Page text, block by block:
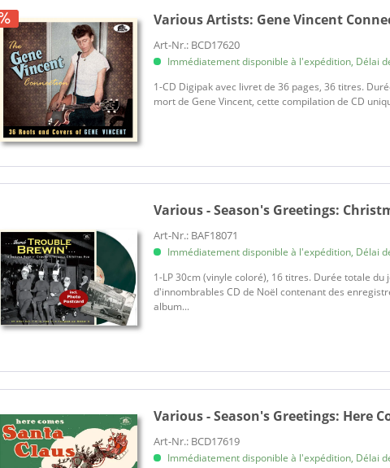
Various Artists: Gene Vincent
Art-Nr.: BCD17620
Immédiatement disponible à l'expédition, Délai
1-CD Digipak avec livret de 36 pages, 36 titres.
mort de Gene Vincent, cette compilation de CD
Various - Season's Greetings:
Art-Nr.: BAF18071
Immédiatement disponible à l'expédition, Délai
1-LP 30cm (vinyle coloré), 16 titres. Durée totale
d'innombrables CD de Noël contenant des
album...
Various - Season's Greetings: Here
Art-Nr.: BCD17619
Immédiatement disponible à l'expédition, Délai